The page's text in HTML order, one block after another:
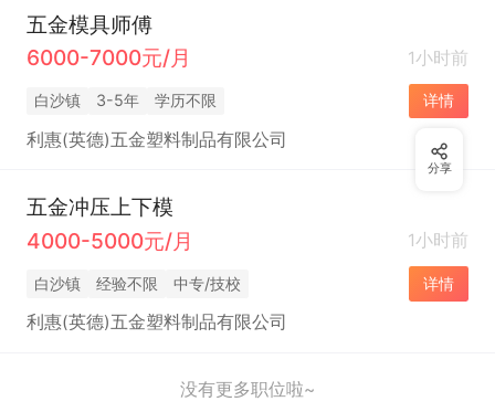
五金模具师傅
6000-7000元/月
1小时前
白沙镇 3-5年 学历不限 详情
利惠(英德)五金塑料制品有限公司
五金冲压上下模
4000-5000元/月
1小时前
白沙镇 经验不限 中专/技校 详情
利惠(英德)五金塑料制品有限公司
没有更多职位啦~
分享